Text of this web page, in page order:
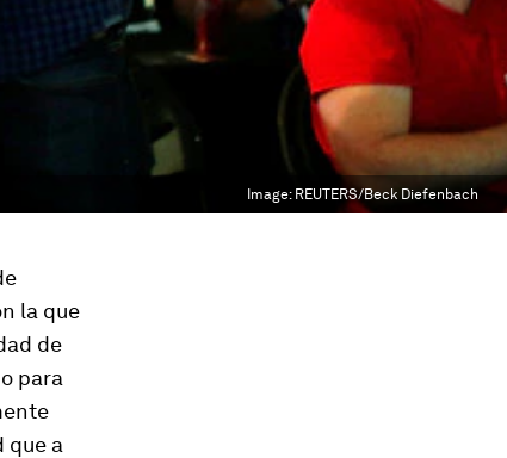
Image: REUTERS/Beck Diefenbach
la que
de
para
que a